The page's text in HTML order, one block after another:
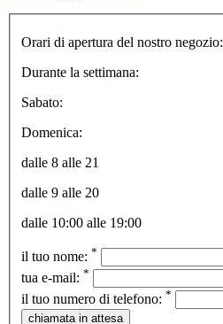
Orari di apertura del nostro negozio:
Durante la settimana:
Sabato:
Domenica:
dalle 8 alle 21
dalle 9 alle 20
dalle 10:00 alle 19:00
il tuo nome: *
tua e-mail: *
il tuo numero di telefono: *